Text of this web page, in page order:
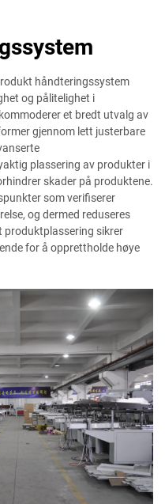
håndteringssystem
og pålitelighet i
et bredt utvalg av
gjennom lett justerbare
plassering av produkter i
skader på produktene.
som verifiserer
og dermed reduseres
produktplassering sikrer
for å opprettholde høye